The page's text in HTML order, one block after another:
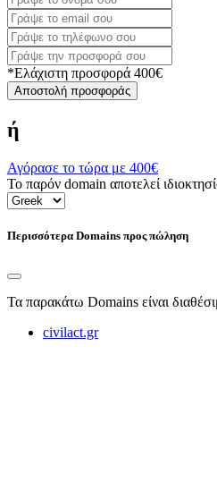
*Ελάχιστη προσφορά 400€
Αποστολή προσφοράς
ή
Αγόρασε το τώρα με 400€
Το παρόν domain αποτελεί
Περισσότερα Domains προς πώληση
Τα παρακάτω Domains είναι
civilact.gr